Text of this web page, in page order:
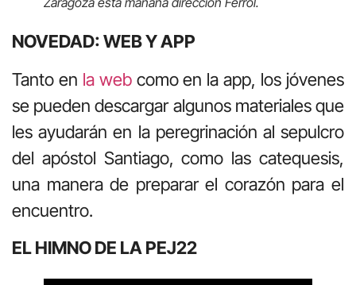
NOVEDAD: WEB Y APP
Tanto en la webcomo en la app, los jóvenes
se pueden descargar algunos materiales que
les ayudarán en la peregrinación al sepulcro
del apóstol Santiago, como las catequesis,
una manera de preparar el corazón para el
encuentro.
EL HIMNO DE LA PEJ22